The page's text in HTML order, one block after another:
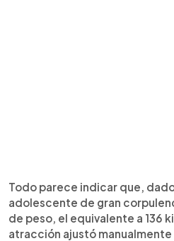
Todo parece indicar que,
adolescente de gran
de peso, el equivalente a 136
atracción ajustó manualmente